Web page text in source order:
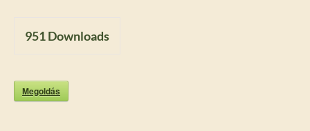
951Downloads
Megoldás